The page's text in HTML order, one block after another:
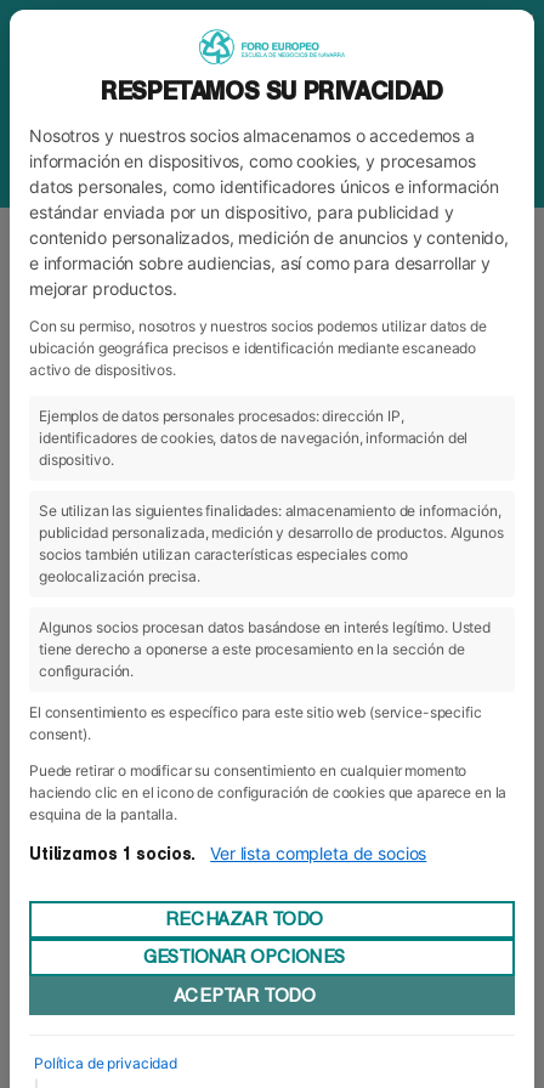
ETIQUETAFIESTAS DE SAN FERMÍN
03 Jul 2018
Participamos en la campaña “No es
solo un pañuelo”
participar durante las próximas fiestas de San
RESPETAMOS SU PRIVACIDAD
Nosotros y nuestros socios almacenamos o accedemos a
información en dispositivos, como cookies, y procesamos
datos personales, como identificadores únicos e información
estándar enviada por un dispositivo, para publicidad y
contenido personalizados, medición de anuncios y contenido,
e información sobre audiencias, así como para desarrollar y
mejorar productos.
Con su permiso, nosotros y nuestros socios podemos utilizar datos de
ubicación geográfica precisos e identificación mediante escaneado
activo de dispositivos.
Ejemplos de datos personales procesados: dirección IP,
identificadores de cookies, datos de navegación, información del
dispositivo.
Se utilizan las siguientes finalidades: almacenamiento de información,
publicidad personalizada, medición y desarrollo de productos. Algunos
socios también utilizan características especiales como
geolocalización precisa.
Algunos socios procesan datos basándose en interés legítimo. Usted
tiene derecho a oponerse a este procesamiento en la sección de
configuración.
El consentimiento es específico para este sitio web (service-specific
consent).
Puede retirar o modificar su consentimiento en cualquier momento
haciendo clic en el icono de configuración de cookies que aparece en la
esquina de la pantalla.
Utilizamos 1 socios. Ver lista completa de socios
RECHAZAR TODO
GESTIONAR OPCIONES
ACEPTAR TODO
Política de privacidad